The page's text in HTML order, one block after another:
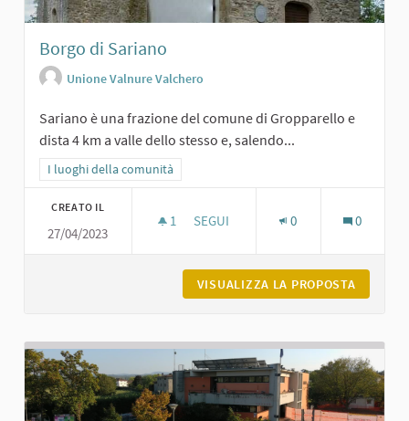
Borgo di Sariano
Unione Valnure Valchero
Sariano è una frazione del comune di Gropparello e
dista 4 km a valle dello stesso e, salendo...
Filtra i risultati per categoria: I luoghi della comunità
I luoghi della comunità
CREATO IL
27/04/2023
1 1 SOSTENITORI
SEGUI 0 0
VISUALIZZA LA PROPOSTA